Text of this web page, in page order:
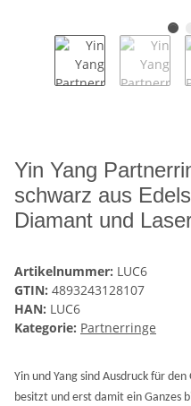
Yin Yang
schwarz aus
Diamant und
Artikelnummer: LUC6
GTIN: 4893243128107
HAN: LUC6
Kategorie: Partnerringe
Yin und Yang sind Ausdruck für
besitzt und erst damit ein Ganzes